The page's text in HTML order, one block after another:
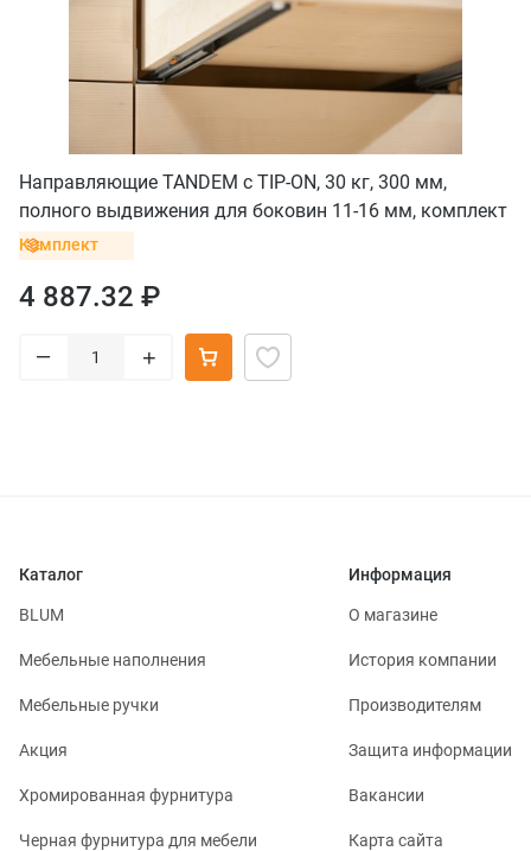
Направляющие TANDEM с TIP-ON, 30 кг, 300 мм,
полного выдвижения для боковин 11-16 мм, комплект
Комплект
4 887.32 ₽
– +
Каталог
BLUM
Мебельные наполнения
Мебельные ручки
Акция
Хромированная фурнитура
Черная фурнитура для мебели
Информация
О магазине
История компании
Производителям
Защита информации
Вакансии
Карта сайта